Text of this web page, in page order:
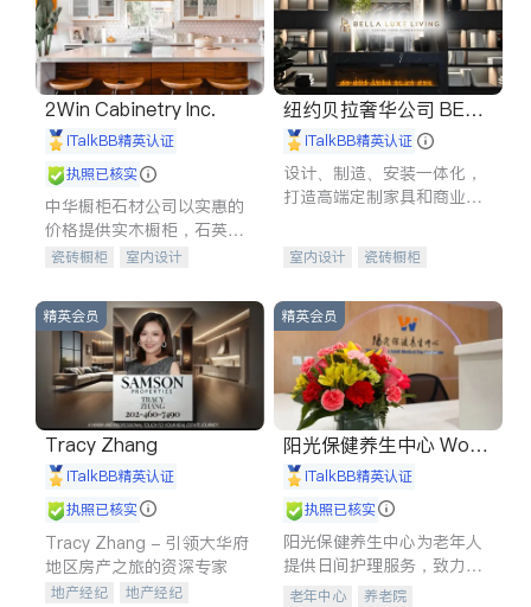
2Win Cabinetry Inc.
iTalkBB精英认证
执照已核实
中华橱柜石材公司以实惠的
价格提供实木橱柜，石英石
台面，多种优质不锈钢水
质厨房，家的选择。
瓷砖橱柜
室内设计
室内装修
纽约贝拉奢华公司 BELL
A LUXE
iTalkBB精英认证
设计、制造、安装一体化，
打造高端定制家具和商业空
室内设计
瓷砖橱柜
售前软装staging
室内装修
精英会员
Tracy Zhang
iTalkBB精英认证
执照已核实
Tracy Zhang - 引领大华府
地区房产之旅的资深专家
地产经纪
地产经纪
精英会员
阳光保健养生中心 World
shine
iTalkBB精英认证
执照已核实
阳光保健养生中心为老年人
提供日间护理服务，致力于
通过持续的护理创新来有效
老年中心 养老院